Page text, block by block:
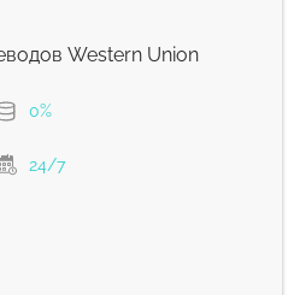
Western Union
0%
24/7